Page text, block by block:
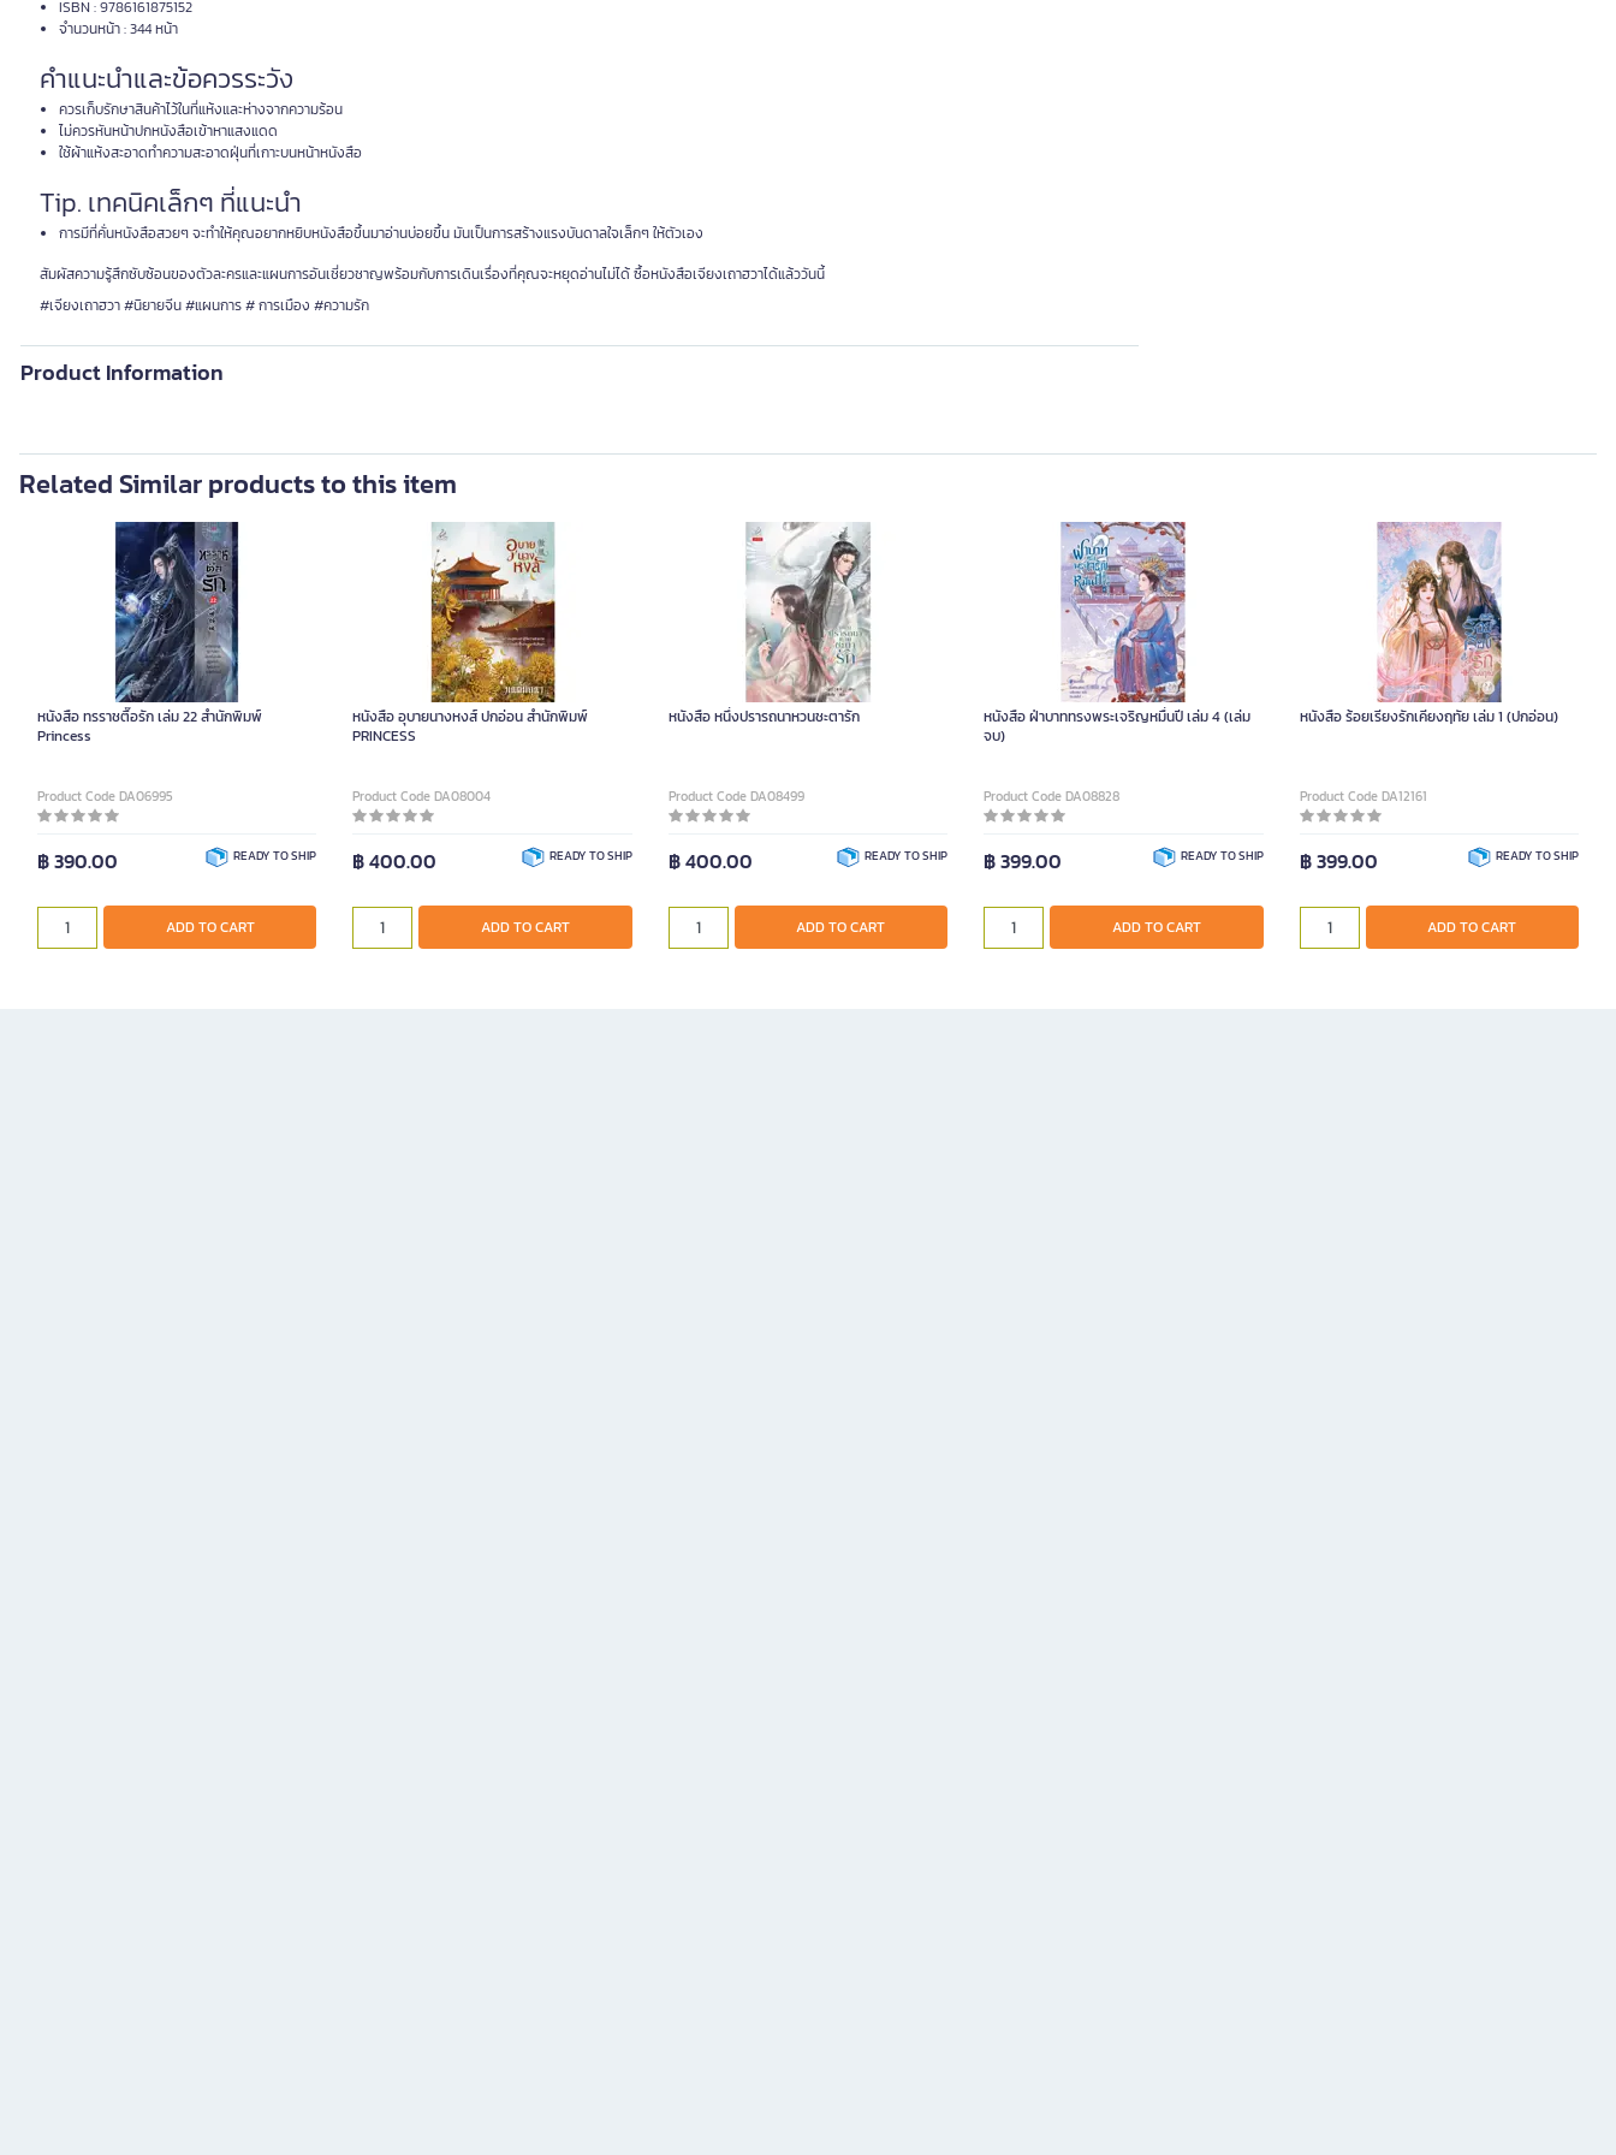
ISBN : 9786161875152
จำนวนหน้า : 344 หน้า
คำแนะนำและข้อควรระวัง
ควรเก็บรักษาสินค้าไว้ในที่แห้งและห่างจากความร้อน
ไม่ควรหันหน้าปกหนังสือเข้าหาแสงแดด
ใช้ผ้าแห้งสะอาดทำความสะอาดฝุ่นที่เกาะบนหน้าหนังสือ
Tip. เทคนิคเล็กๆ ที่แนะนำ
การมีที่คั่นหนังสือสวยๆ จะทำให้คุณอยากหยิบหนังสือขึ้นมาอ่านบ่อยขึ้น มันเป็นการสร้างแรงบันดาลใจเล็กๆ ให้ตัวเอง
สัมผัสความรู้สึกซับซ้อนของตัวละครและแผนการอันเชี่ยวชาญพร้อมกับการเดินเรื่องที่คุณจะหยุดอ่านไม่ได้ ซื้อหนังสือเจียงเถาฮวาได้แล้ววันนี้
#เจียงเถาฮวา #นิยายจีน #แผนการ # การเมือง #ความรัก
Product Information
Related Similar products to this item
หนังสือ ทรราชตื๊อรัก เล่ม 22 สำนักพิมพ์
Princess
Product Code DA06995
฿ 390.00 READY TO SHIP
ADD TO CART
หนังสือ อุบายนางหงส์ ปกอ่อน สำนักพิมพ์
PRINCESS
Product Code DA08004
฿ 400.00 READY TO SHIP
ADD TO CART
หนังสือ หนึ่งปรารถนาหวนชะตารัก
Product Code DA08499
฿ 400.00 READY TO SHIP
ADD TO CART
หนังสือ ฝ่าบาททรงพระเจริญหมื่นปี เล่ม 4 (เล่ม
จบ)
Product Code DA08828
฿ 399.00 READY TO SHIP
ADD TO CART
หนังสือ ร้อยเรียงรักเคียงฤทัย เล่ม 1 (ปกอ่อน)
Product Code DA12161
฿ 399.00 READY TO SHIP
ADD TO CART